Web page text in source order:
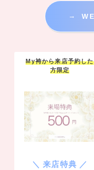
→
My袴から来店予約した
方限定
＼ 来店特典 ／